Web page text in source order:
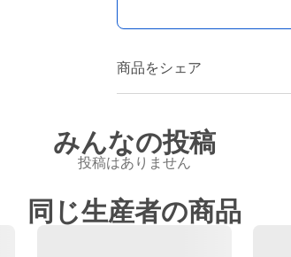
商品をシェア
みんなの投稿
投稿はありません
同じ生産者の商品